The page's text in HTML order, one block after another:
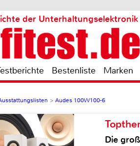
der Unterhaltungselektronik
Bestenliste Marken
> Audes 100W100-6
Die